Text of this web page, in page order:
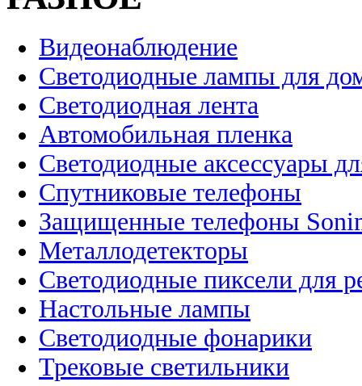
Видеонаблюдение
Светодиодные лампы для
Светодиодная лента
Автомобильная пленка
Светодиодные аксессуары
Спутниковые телефоны
Защищенные телефоны
Металлодетекторы
Светодиодные пиксели для
Настольные лампы
Светодиодные фонарики
Трековые светильники